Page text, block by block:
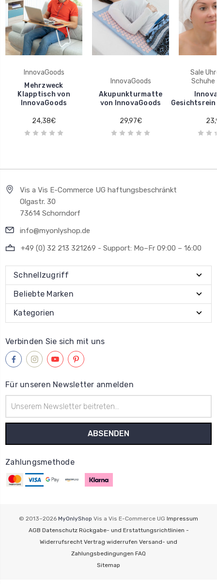
InnovaGoods
Mehrzweck
Klapptisch von
InnovaGoods
24,38€
InnovaGoods
Akupunkturmatte
von InnovaGoods
29,97€
Sale
Schuhe
Vis a Vis E-Commerce UG haftungsbeschränkt
Olgastr. 30
73614 Schorndorf
info@myonlyshop.de
+49 (0) 32 213 321269 - Support: Mo–Fr 09:00 – 16:00
Schnellzugriff
Beliebte Marken
Kategorien
Verbinden Sie sich mit uns
Für unseren Newsletter anmelden
Mail-
Adresse
Zahlungsmethode
© 2013–2026 MyOnlyShop Vis a Vis E-Commerce UG Impressum
AGB Datenschutz Rückgabe- und Erstattungsrichtlinien -
Widerrufsrecht Vertrag widerrufen Versand- und
Zahlungsbedingungen FAQ
Sitemap